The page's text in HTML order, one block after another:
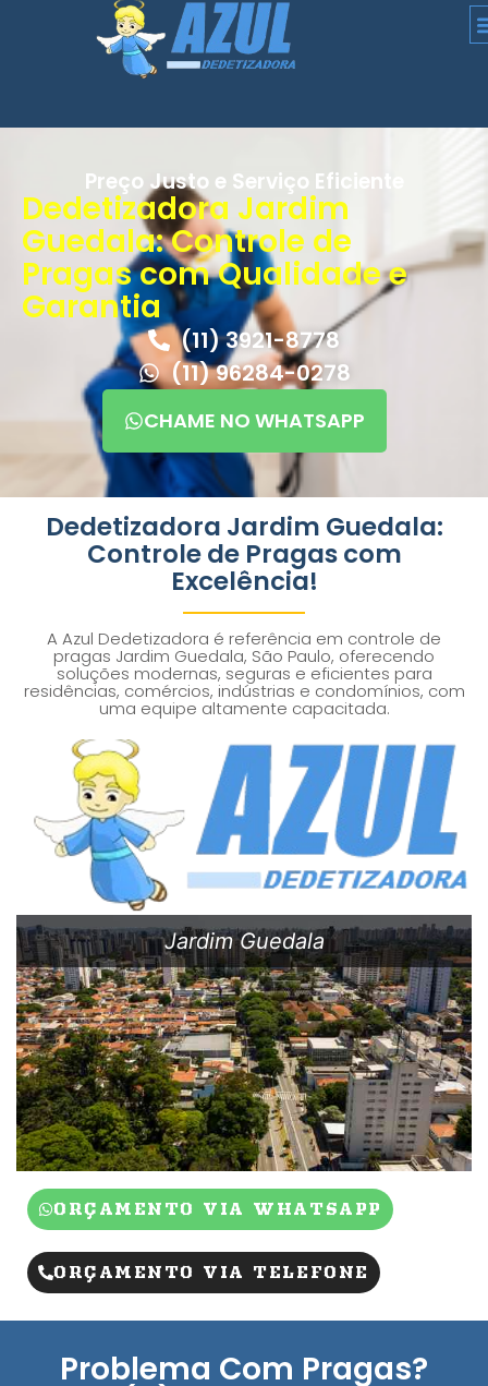
Preço Justo e Serviço Eficiente
Dedetizadora Jardim
Guedala: Controle de
Pragas com Qualidade e
Garantia
(11) 3921-8778
(11) 96284-0278
CHAME NO WHATSAPP
Dedetizadora Jardim Guedala:
Controle de Pragas com
Excelência!
A Azul Dedetizadora é referência em controle de
pragas Jardim Guedala, São Paulo, oferecendo
soluções modernas, seguras e eficientes para
residências, comércios, indústrias e condomínios, com
uma equipe altamente capacitada.
Jardim Guedala
ORÇAMENTO VIA WHATSAPP
ORÇAMENTO VIA TELEFONE
Problema Com Pragas?